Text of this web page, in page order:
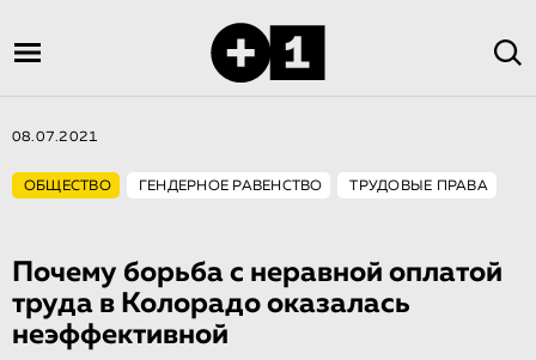
08.07.2021
ОБЩЕСТВО ГЕНДЕРНОЕ РАВЕНСТВО ТРУДОВЫЕ ПРАВА
Почему борьба с неравной оплатой
труда в Колорадо оказалась
неэффективной